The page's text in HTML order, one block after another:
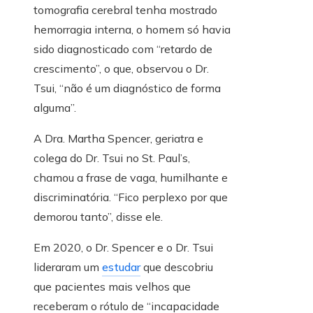
tomografia cerebral tenha mostrado
hemorragia interna, o homem só havia
sido diagnosticado com “retardo de
crescimento”, o que, observou o Dr.
Tsui, “não é um diagnóstico de forma
alguma”.
A Dra. Martha Spencer, geriatra e
colega do Dr. Tsui no St. Paul’s,
chamou a frase de vaga, humilhante e
discriminatória. “Fico perplexo por que
demorou tanto”, disse ele.
Em 2020, o Dr. Spencer e o Dr. Tsui
lideraram um estudarque descobriu
que pacientes mais velhos que
receberam o rótulo de “incapacidade